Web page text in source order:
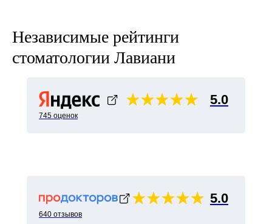
Независимые рейтинги
стоматологии Лавиани
5.0
745 оценок
5.0
640 отзывов